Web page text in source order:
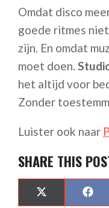
Omdat disco
goede ritmes
zijn. En omdat
moet doen.
het altijd voor
Zonder
Luister ook naar
SHARE THIS
(TWITTER)